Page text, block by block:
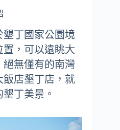
丁國家公園境
置，可以遠眺大
無僅有的南灣
飯店墾丁店，就
丁美景。